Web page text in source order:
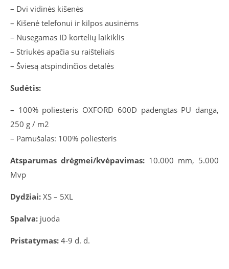
– Dvi vidinės kišenės
– Kišenė telefonui ir kilpos ausinėms
– Nusegamas ID kortelių laikiklis
– Striukės apačia su raišteliais
– Šviesą atspindinčios detalės
Sudėtis:
– 100% poliesteris OXFORD 600D padengtas PU danga,
250 g / m2
– Pamušalas: 100% poliesteris
Atsparumas drėgmei/kvėpavimas: 10.000 mm, 5.000
Mvp
Dydžiai: XS – 5XL
Spalva: juoda
Pristatymas: 4-9 d. d.